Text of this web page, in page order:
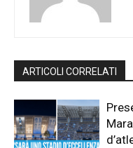
ARTICOLI CORRELATI